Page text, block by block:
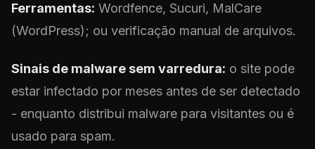
Ferramentas: Wordfence, Sucuri, MalCare
(WordPress); ou verificação manual de arquivos.
Sinais de malware sem varredura: o site pode
estar infectado por meses antes de ser detectado
- enquanto distribui malware para visitantes ou é
usado para spam.